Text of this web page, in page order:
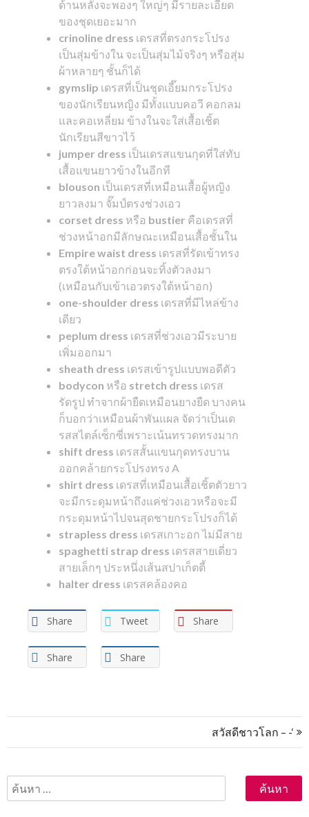
ด้านหลังจะพองๆ ใหญ่ๆ มีรายละเอียด
ของชุดเยอะมาก
crinoline dress เดรสที่ตรงกระโปรง
เป็นสุ่มข้างใน จะเป็นสุ่มไม้จริงๆ หรือสุ่ม
ผ้าหลายๆ ชั้นก็ได้
gymslip เดรสที่เป็นชุดเอี๊ยมกระโปรง
ของนักเรียนหญิง มีทั้งแบบคอวี คอกลม
และคอเหลี่ยม ข้างในจะใส่เสื้อเชิ้ต
นักเรียนสีขาวไว้
jumper dress เป็นเดรสแขนกุดที่ใส่ทับ
เสื้อแขนยาวข้างในอีกที
blouson เป็นเดรสที่เหมือนเสื้อผู้หญิง
ยาวลงมา จั๊มป์ตรงช่วงเอว
corset dress หรือ bustier คือเดรสที่
ช่วงหน้าอกมีลักษณะเหมือนเสื้อชั้นใน
Empire waist dress เดรสที่รัดเข้าทรง
ตรงใต้หน้าอกก่อนจะทิ้งตัวลงมา
(เหมือนกับเข้าเอวตรงใต้หน้าอก)
one-shoulder dress เดรสที่มีไหล่ข้าง
เดียว
peplum dress เดรสที่ช่วงเอวมีระบาย
เพิ่มออกมา
sheath dress เดรสเข้ารูปแบบพอดีตัว
bodycon หรือ stretch dress เดรส
รัดรูป ทำจากผ้ายืดเหมือนยางยืด บางคน
ก็บอกว่าเหมือนผ้าพันแผล จัดว่าเป็นเด
รสสไตล์เซ็กซี่เพราะเน้นทรวดทรงมาก
shift dress เดรสสั้นแขนกุดทรงบาน
ออกคล้ายกระโปรงทรง A
shirt dress เดรสที่เหมือนเสื้อเชิ้ตตัวยาว
จะมีกระดุมหน้าถึงแค่ช่วงเอวหรือจะมี
กระดุมหน้าไปจนสุดชายกระโปรงก็ได้
strapless dress เดรสเกาะอก ไม่มีสาย
spaghetti strap dress เดรสสายเดี่ยว
สายเล็กๆ ประหนึ่งเส้นสปาเก็ตตี้
halter dress เดรสคล้องคอ
Share Tweet Share
Share Share
สวัสดีชาวโลก – -‘
ค้นหา
สำหรับ: